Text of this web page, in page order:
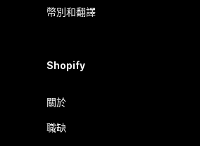
幣別和翻譯
Shopify
關於
職缺